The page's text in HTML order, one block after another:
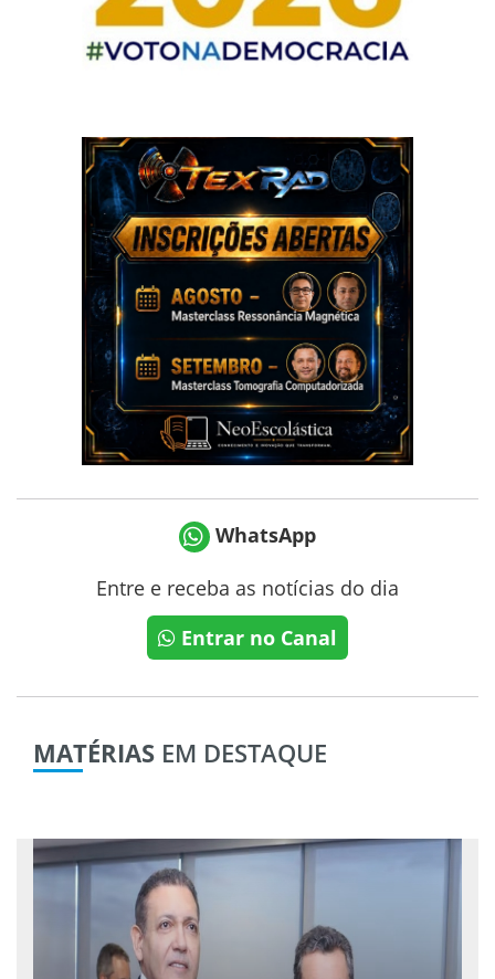
WhatsApp
Entre e receba as notícias do dia
Entrar no Canal
MATÉRIAS EM DESTAQUE